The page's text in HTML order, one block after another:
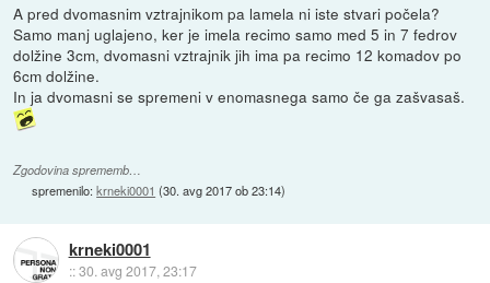
A pred dvomasnim vztrajnikom pa lamela ni iste stvari počela?
Samo manj uglajeno, ker je imela recimo samo med 5 in 7 fedrov
dolžine 3cm, dvomasni vztrajnik jih ima pa recimo 12 komadov po
6cm dolžine.
In ja dvomasni se spremeni v enomasnega samo če ga zašvasaš.
Zgodovina sprememb…
spremenilo:krneki0001 (30. avg 2017 ob 23:14)
krneki0001
::30. avg 2017, 23:17